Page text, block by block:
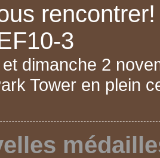
rencontrer!
3
dimanche 2
Tower en plein